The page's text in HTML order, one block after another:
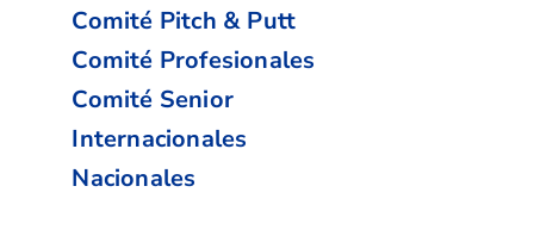
Comité Pitch & Putt
Comité Profesionales
Comité Senior
Internacionales
Nacionales